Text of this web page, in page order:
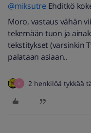
@miksutre Ehditkö
Moro, vastaus vähän
tekemään tuon ja
tekstitykset (varsinkin
palataan asiaan..
K 2 henkilöä tykkää